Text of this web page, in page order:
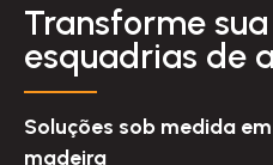
Transforme
esquadrias de
Soluções sob medida
madeira